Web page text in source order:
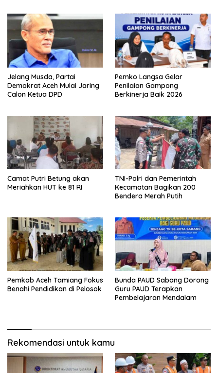
Jelang Musda, Partai
Demokrat Aceh Mulai Jaring
Calon Ketua DPD
Pemko Langsa Gelar
Penilaian Gampong
Berkinerja Baik 2026
Camat Putri Betung akan
Meriahkan HUT ke 81 RI
TNI-Polri dan Pemerintah
Kecamatan Bagikan 200
Bendera Merah Putih
Pemkab Aceh Tamiang Fokus
Benahi Pendidikan di Pelosok
Bunda PAUD Sabang Dorong
Guru PAUD Terapkan
Pembelajaran Mendalam
Rekomendasi untuk kamu